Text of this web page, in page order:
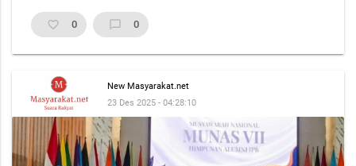
favorite_border 0 chat_bubble_outline 0
New Masyarakat.net
23 Des 2025 - 04:28:10